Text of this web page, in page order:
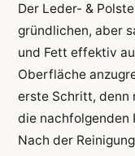
Der Leder- &
gründlichen, aber
und Fett effektiv
Oberfläche
erste Schritt, denn
die nachfolgenden
Nach der